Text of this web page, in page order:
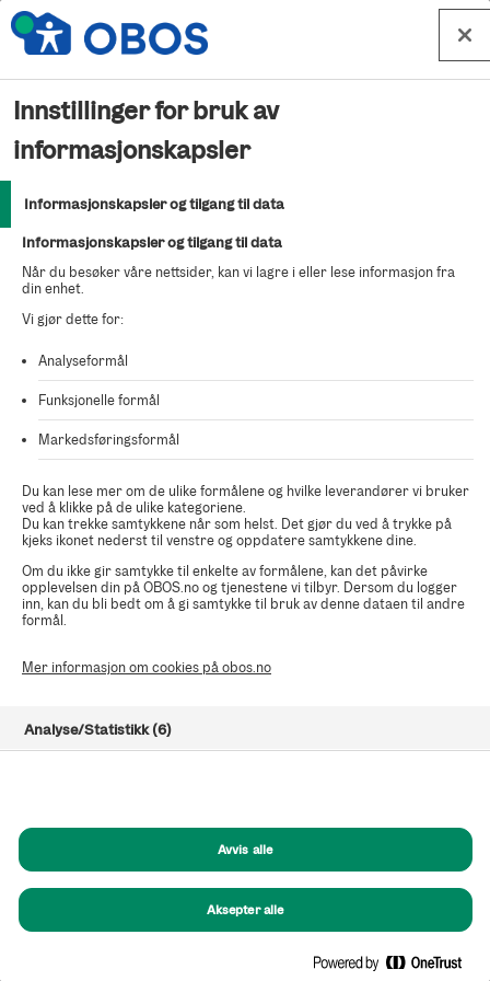
Hopp til innhold
Beklager
Kunne ikke finne salgsoppdraget du ser etter.
Innstillinger for bruk av
informasjonskapsler
Informasjonskapsler og tilgang til data
Informasjonskapsler og tilgang til data
Når du besøker våre nettsider, kan vi lagre i eller lese informasjon fra
din enhet.
Vi gjør dette for:
Analyseformål
Funksjonelle formål
Markedsføringsformål
Du kan lese mer om de ulike formålene og hvilke leverandører vi bruker
ved å klikke på de ulike kategoriene.
Du kan trekke samtykkene når som helst. Det gjør du ved å trykke på
kjeks ikonet nederst til venstre og oppdatere samtykkene dine.
Om du ikke gir samtykke til enkelte av formålene, kan det påvirke
opplevelsen din på OBOS.no og tjenestene vi tilbyr. Dersom du logger
inn, kan du bli bedt om å gi samtykke til bruk av denne dataen til andre
formål.
Mer informasjon om cookies på obos.no
Analyse/Statistikk (6)
Funksjonelle (8)
Helt nødvendige (1)
Avvis alle
Aksepter alle